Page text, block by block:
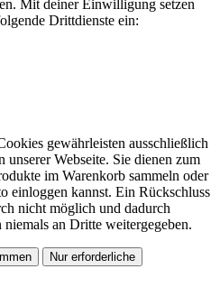
Mit deiner Einwilligung setzen
Drittdienste ein:
gewährleisten ausschließlich
unserer Webseite. Sie dienen zum
im Warenkorb sammeln oder
einloggen kannst. Ein Rückschluss
nicht möglich und dadurch
an Dritte weitergegeben.
Nur erforderliche